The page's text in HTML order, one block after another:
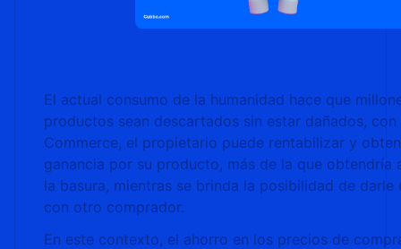
El actual consumo de la humanidad hace que
productos sean descartados sin estar dañados, con
Commerce, el propietario puede rentabilizar y
ganancia por su producto, más de la que obtendría
la basura, mientras se brinda la posibilidad de darle
con otro comprador.
En este contexto, el ahorro en los precios de